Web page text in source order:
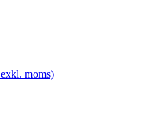
exkl. moms)